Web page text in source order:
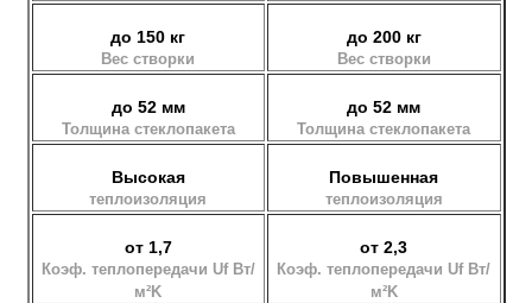
до 150 кг
Вес створки
до 200 кг
Вес створки
до 52 мм
Толщина стеклопакета
до 52 мм
Толщина стеклопакета
Высокая
теплоизоляция
Повышенная
теплоизоляция
от 1,7
Коэф. теплопередачи Uf Вт/
м²K
от 2,3
Коэф. теплопередачи Uf Вт/
м²K